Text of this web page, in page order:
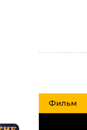
Фильм